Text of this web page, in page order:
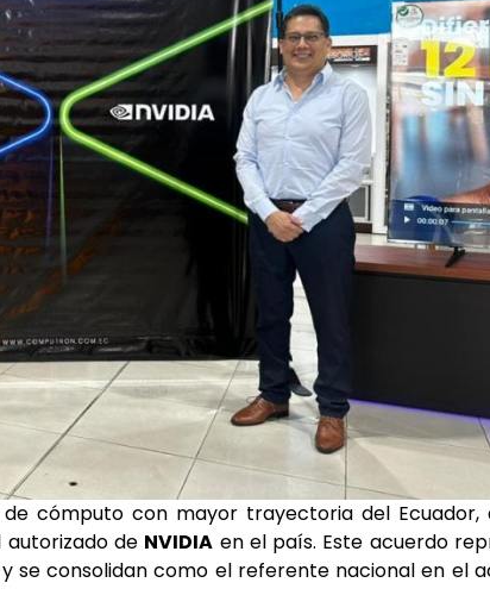
cómputo con mayor trayectoria del Ecuador,
de NVIDIA en el país. Este acuerdo
se consolidan como el referente nacional en el